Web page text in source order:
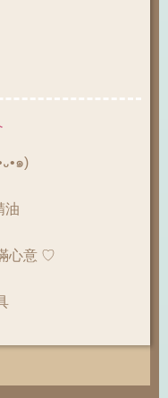
๑)
油
心意 ♡